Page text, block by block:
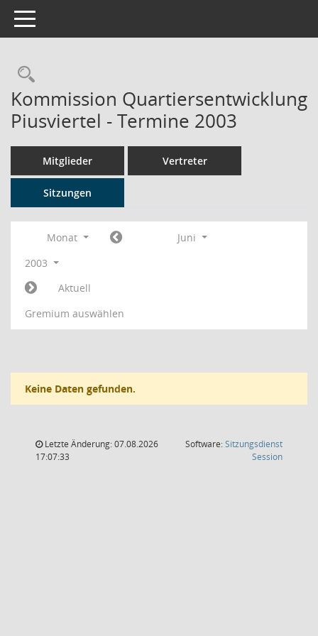
Toggle navigation
Rechercheauswahl
Kommission Quartiersentwicklung
Piusviertel - Termine 2003
Mitglieder Vertreter
Sitzungen
Monat
Juni
2003
Aktuell
Gremium auswählen
Keine Daten gefunden.
Letzte Änderung: 07.08.2026
17:07:33
Software:Sitzungsdienst
Session(Wird in